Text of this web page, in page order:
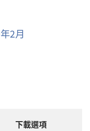
2月
下載選項